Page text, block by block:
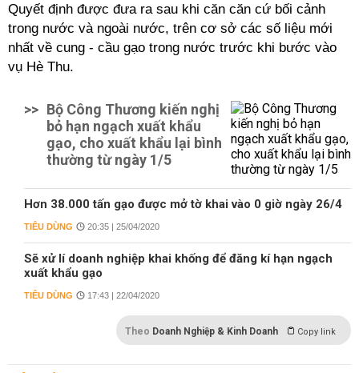
Quyết định được đưa ra sau khi căn căn cứ bối cảnh
trong nước và ngoài nước, trên cơ sở các số liệu mới
nhất về cung - cầu gạo trong nước trước khi bước vào
vụ Hè Thu.
>> Bộ Công Thương kiến nghị
bỏ hạn ngạch xuất khẩu
gạo, cho xuất khẩu lại bình
thường từ ngày 1/5
Hơn 38.000 tấn gạo được mở tờ khai vào 0 giờ ngày 26/4
TIÊU DÙNG 20:35 | 25/04/2020
Sẽ xử lí doanh nghiệp khai khống để đăng kí hạn ngạch
xuất khẩu gạo
TIÊU DÙNG 17:43 | 22/04/2020
Theo Doanh Nghiệp & Kinh Doanh Copy link